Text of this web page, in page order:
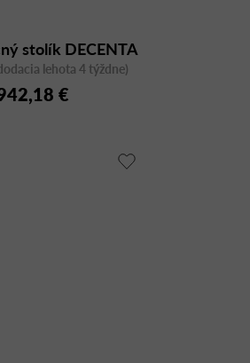
stolík DECENTA
S1H
lehota 4 týždne)
€